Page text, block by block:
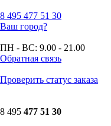
8 495 477 51 30
Ваш город?
ПН - ВС: 9.00 - 21.00
Обратная связь
Проверить статус заказа
8 495 477 51 30